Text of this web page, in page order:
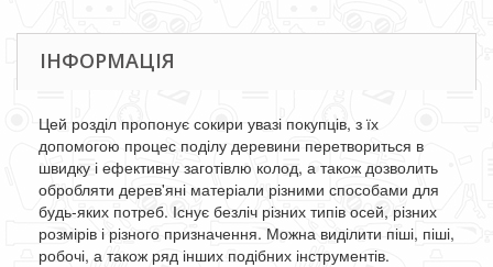
ІНФОРМАЦІЯ
Цей розділ пропонує сокири увазі покупців, з їх
допомогою процес поділу деревини перетвориться в
швидку і ефективну заготівлю колод, а також дозволить
обробляти дерев'яні матеріали різними способами для
будь-яких потреб. Існує безліч різних типів осей, різних
розмірів і різного призначення. Можна виділити піші, піші,
робочі, а також ряд інших подібних інструментів.